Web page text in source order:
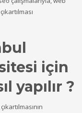
için
yapılır ?